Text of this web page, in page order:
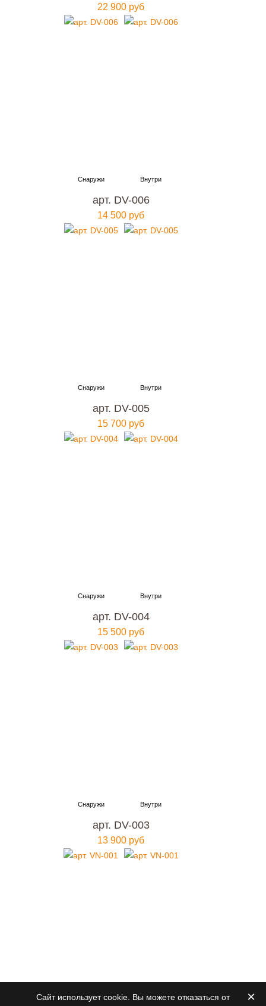
22 900 руб
арт. DV-006
14 500 руб
арт. DV-005
15 700 руб
арт. DV-004
15 500 руб
арт. DV-003
13 900 руб
Сайт использует cookie. Вы можете отказаться от
×